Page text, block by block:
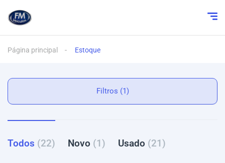
Página principal Estoque
Filtros (1)
Todos (22) Novo (1) Usado (21)